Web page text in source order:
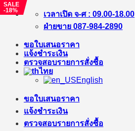
ข้าม
เนื้อหา
เวลาเปิด จ-ศ : 09.00-18.00
ฝ่ายขาย 087-984-2890
ขอใบเสนอราคา
แจ้งชำระเงิน
ตรวจสอบรายการสั่งซื้อ
ไทย
English
ขอใบเสนอราคา
แจ้งชำระเงิน
ตรวจสอบรายการสั่งซื้อ
SALE
-18%